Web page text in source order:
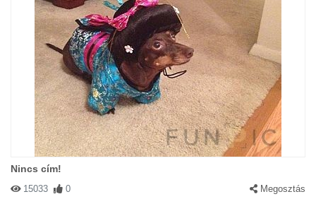
Nincs cím!
15033 0 Megosztás